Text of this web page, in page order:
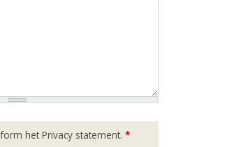
het Privacy statement. *